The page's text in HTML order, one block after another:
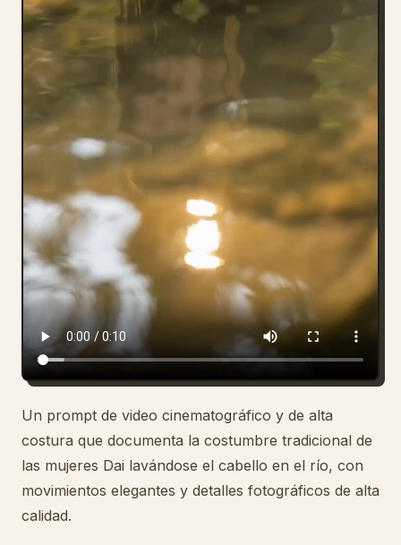
Actualizaciones
Un prompt de video cinematográfico y de alta
costura que documenta la costumbre tradicional de
las mujeres Dai lavándose el cabello en el río, con
movimientos elegantes y detalles fotográficos de alta
calidad.